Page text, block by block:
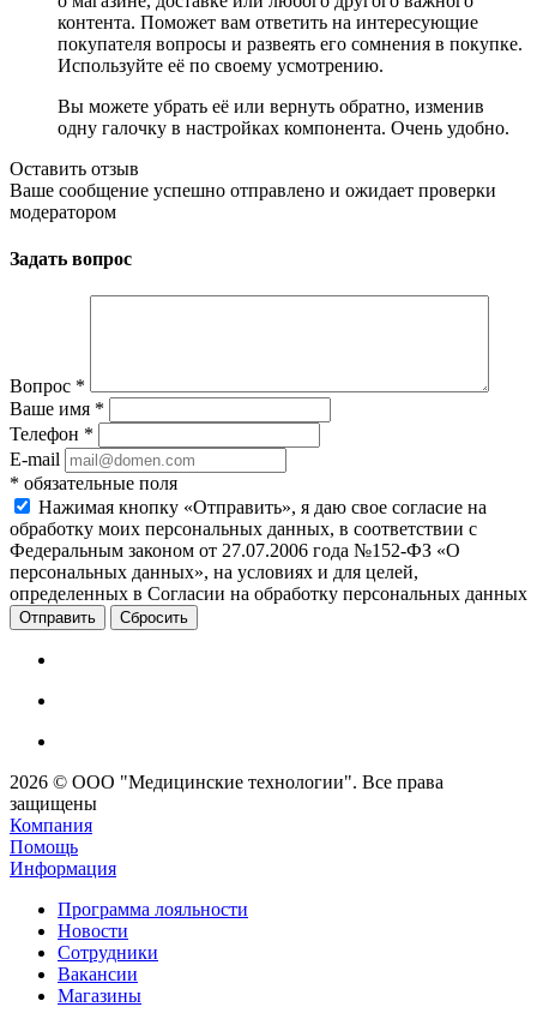
контента. Поможет вам ответить на интересующие
покупателя вопросы и развеять его сомнения в покупке.
Используйте её по своему усмотрению.
Вы можете убрать её или вернуть обратно, изменив
одну галочку в настройках компонента. Очень удобно.
Оставить отзыв
Ваше сообщение успешно отправлено и ожидает проверки
модератором
Задать вопрос
Вопрос *
Ваше имя *
Телефон *
E-mail
* обязательные поля
Нажимая кнопку «Отправить», я даю свое согласие на
обработку моих персональных данных, в соответствии с
Федеральным законом от 27.07.2006 года №152-ФЗ «О
персональных данных», на условиях и для целей,
определенных в Согласии на обработку персональных данных
Сбросить
2026 © ООО "Медицинские технологии". Все права
защищены
Компания
Помощь
Информация
Программа лояльности
Новости
Сотрудники
Вакансии
Магазины